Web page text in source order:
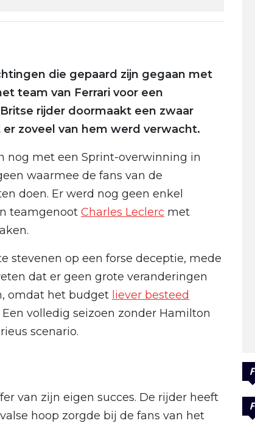
die gepaard zijn gegaan met
team van Ferrari voor een
rijder doormaakt een zwaar
zoveel van hem werd verwacht.
nog met een Sprint-overwinning in
waarmee de fans van de
doen. Er werd nog geen enkel
teamgenoot Charles Leclerc met
stevenen op een forse deceptie, mede
dat er geen grote veranderingen
omdat het budget liever besteed
volledig seizoen zonder Hamilton
scenario.
van zijn eigen succes. De rijder heeft
hoop zorgde bij de fans van het